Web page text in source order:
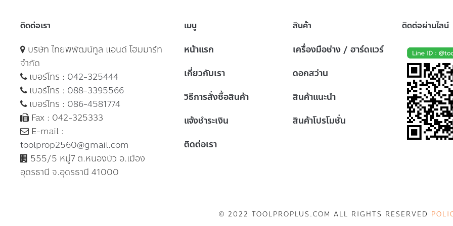
ติดต่อเรา
บริษัท ไทยพิพัฒน์ทูล แอนด์ โฮมมาร์ท
จำกัด
เบอร์โทร : 042-325444
เบอร์โทร : 088-3395566
เบอร์โทร : 086-4581774
Fax : 042-325333
E-mail :
toolprop2560@gmail.com
555/5 หมู่7 ต.หนองบัว อ.เมือง
อุดรธานี จ.อุดรธานี 41000
เมนู
หน้าแรก
เกี่ยวกับเรา
วิธีการสั่งซื้อสินค้า
แจ้งชำระเงิน
ติดต่อเรา
สินค้า
เครื่องมือช่าง / ฮาร์ดแวร์
ดอกสว่าน
สินค้าแนะนำ
สินค้าโปรโมชั่น
ติดต่อผ่านไลน์
© 2022 TOOLPROPLUS.COM ALL RIGHTS RESERVED